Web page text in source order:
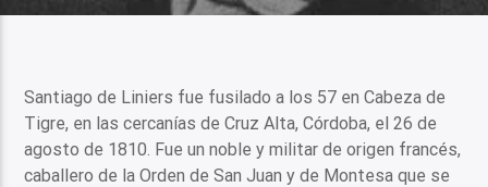
Santiago de Liniers fue fusilado a los 57 en Cabeza de
Tigre, en las cercanías de Cruz Alta, Córdoba, el 26 de
agosto de 1810. Fue un noble y militar de origen francés,
caballero de la Orden de San Juan y de Montesa que se